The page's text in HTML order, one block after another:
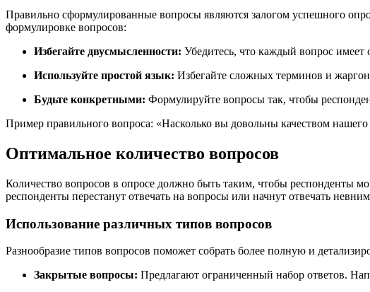
Правильно сформулированные вопросы являются залогом успешного
формулировке вопросов:
Избегайте двусмысленности: Убедитесь, что каждый вопрос имеет
Используйте простой язык: Избегайте сложных терминов и
Будьте конкретными: Формулируйте вопросы так, чтобы
Пример правильного вопроса: «Насколько вы довольны качеством
Оптимальное количество вопросов
Количество вопросов в опросе должно быть таким, чтобы респонденты
респонденты перестанут отвечать на вопросы или начнут отвечать
Использование различных типов вопросов
Разнообразие типов вопросов поможет собрать более полную и
Закрытые вопросы: Предлагают ограниченный набор ответов.